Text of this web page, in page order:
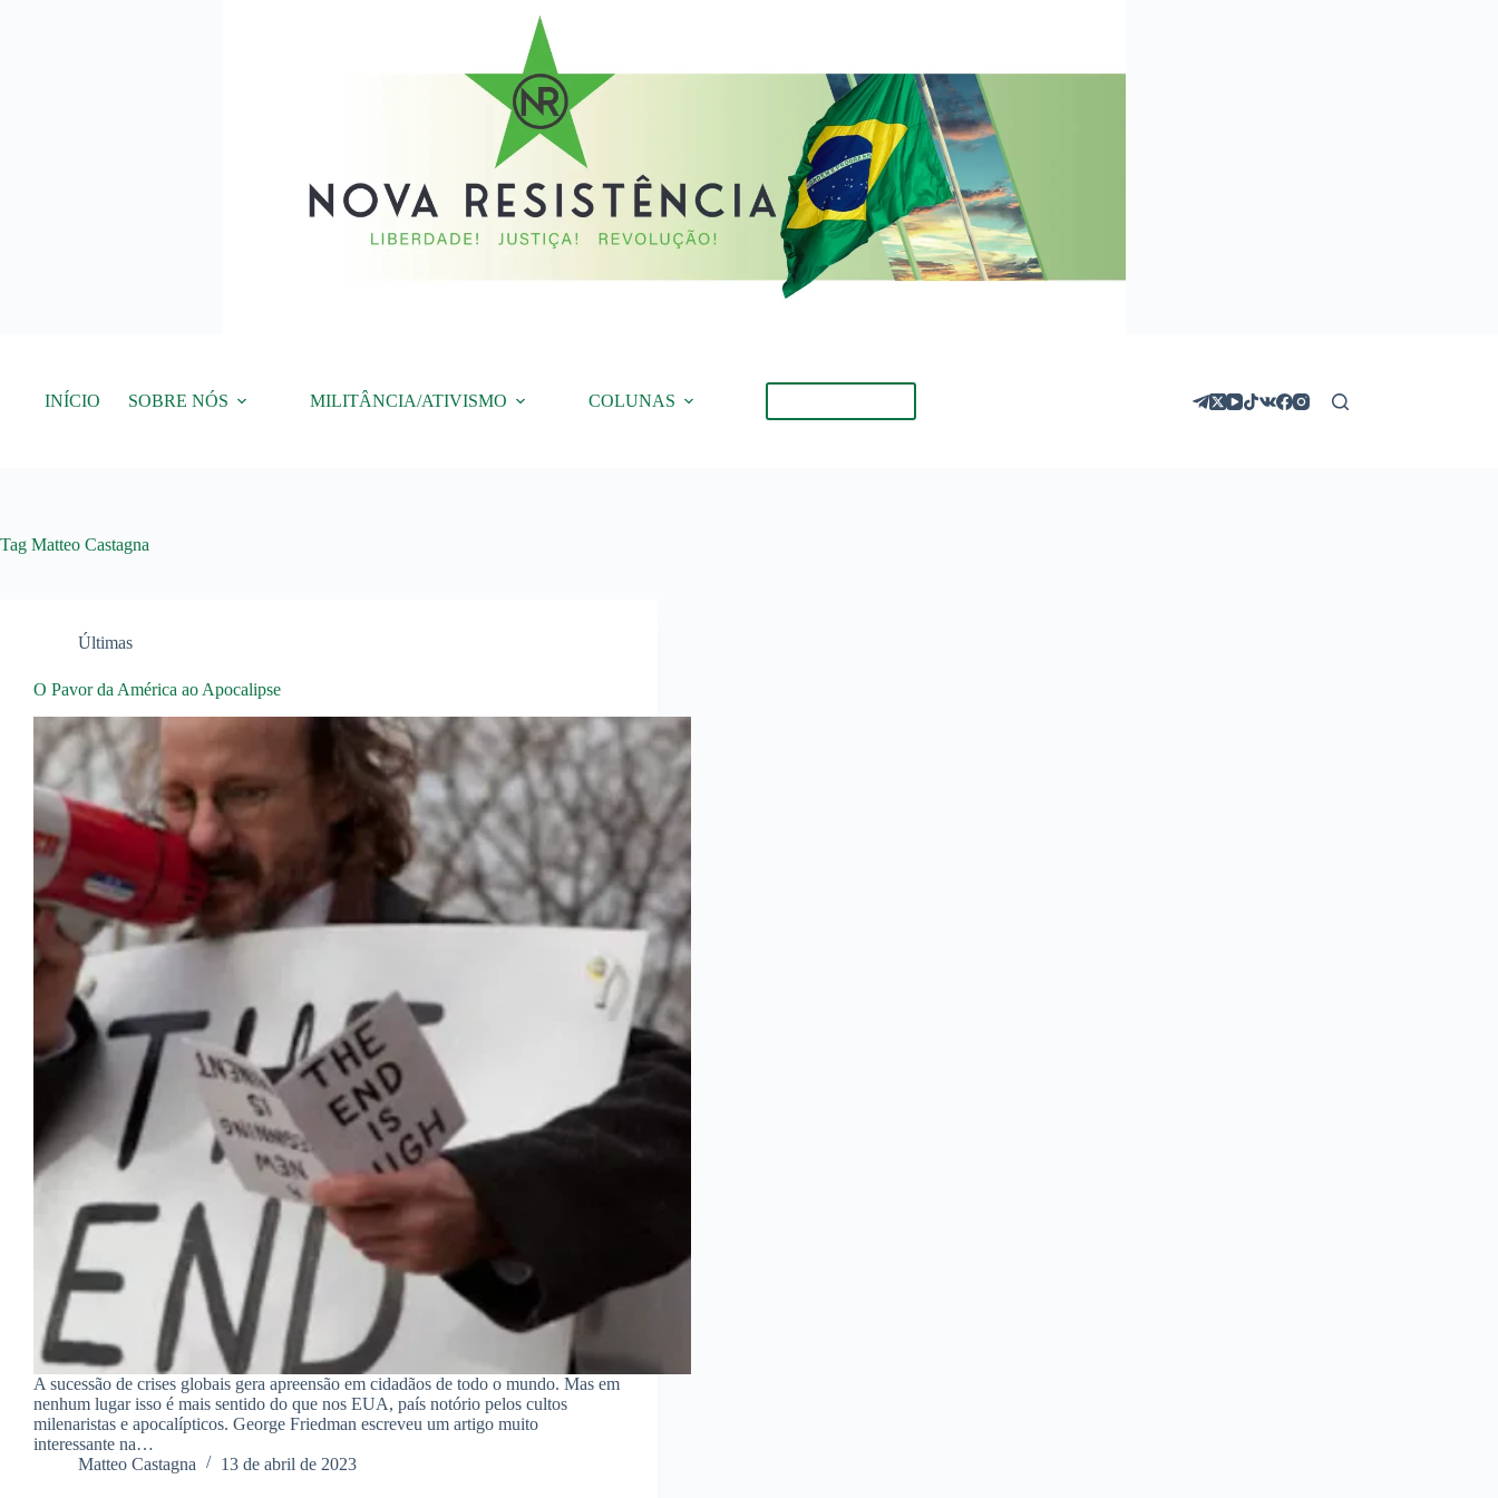
INÍCIO SOBRE NÓS MILITÂNCIA/ATIVISMO COLUNAS
Tag Matteo Castagna
Últimas
O Pavor da América ao Apocalipse
A sucessão de crises globais gera apreensão em cidadãos de todo o mundo. Mas em
nenhum lugar isso é mais sentido do que nos EUA, país notório pelos cultos
milenaristas e apocalípticos. George Friedman escreveu um artigo muito
interessante na…
Matteo Castagna
13 de abril de 2023